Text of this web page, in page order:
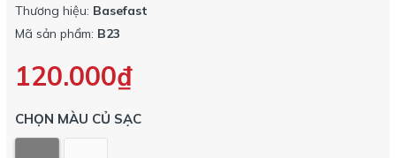
Thương hiệu: Basefast
Mã sản phẩm: B23
120.000₫
CHỌN MÀU CỦ SẠC